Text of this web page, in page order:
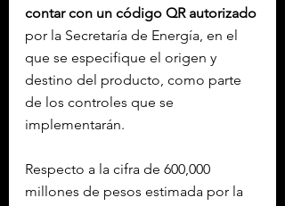
contar con un código QR autorizado
por la Secretaría de Energía, en el
que se especifique el origen y
destino del producto, como parte
de los controles que se
implementarán.
Respecto a la cifra de 600,000
millones de pesos estimada por la